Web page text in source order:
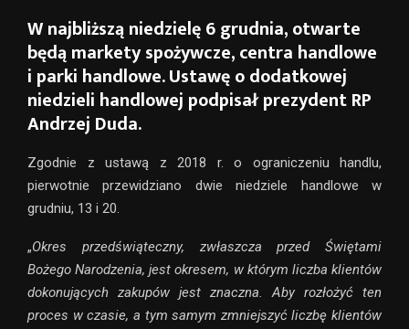
W najbliższą niedzielę 6 grudnia, otwarte
będą markety spożywcze, centra handlowe
i parki handlowe. Ustawę o dodatkowej
niedzieli handlowej podpisał prezydent RP
Andrzej Duda.
Zgodnie z ustawą z 2018 r. o ograniczeniu handlu,
pierwotnie przewidziano dwie niedziele handlowe w
grudniu, 13 i 20.
„Okres przedświąteczny, zwłaszcza przed Świętami
Bożego Narodzenia, jest okresem, w którym liczba klientów
dokonujących zakupów jest znaczna. Aby rozłożyć ten
proces w czasie, a tym samym zmniejszyć liczbę klientów